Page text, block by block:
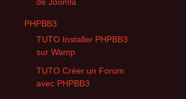
PHPBB3
TUTO Installer PHPBB3
sur Wamp
TUTO Créer un Forum
avec PHPBB3